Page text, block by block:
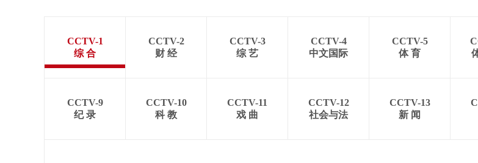
CCTV-1
综 合
CCTV-2
财 经
CCTV-3
综 艺
CCTV-4
中文国际
CCTV-5
体 育
CCTV-9
纪 录
CCTV-10
科 教
CCTV-11
戏 曲
CCTV-12
社会与法
CCTV-13
新 闻